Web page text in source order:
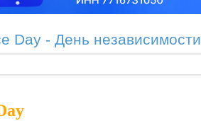
Day - День независимости